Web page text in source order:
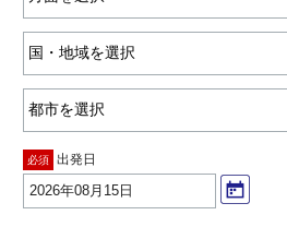
必須 出発日
2026年08月15日